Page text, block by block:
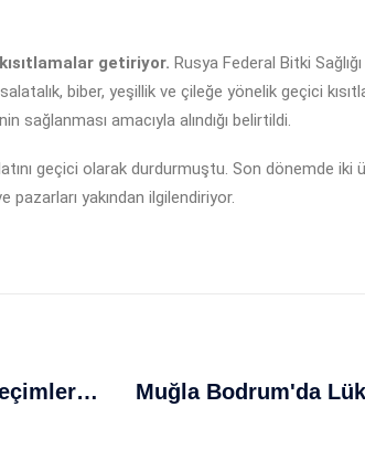
getiriyor. Rusya Federal Bitki
biber, yeşillik ve çileğe yönelik geçici
sağlanması amacıyla alındığı belirtildi.
geçici olarak durdurmuştu. Son dönemde iki
pazarları yakından ilgilendiriyor.
Kemal Kılıçdaroğlu'ndan CHP Kurultayı Ve İç Seçimler Hakkında Kritik Açıklamalar